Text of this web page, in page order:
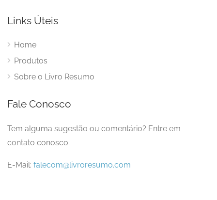
Links Úteis
Home
Produtos
Sobre o Livro Resumo
Fale Conosco
Tem alguma sugestão ou comentário? Entre em
contato conosco.
E-Mail: falecom@livroresumo.com